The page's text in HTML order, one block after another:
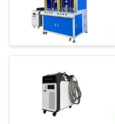
লেজার মার্কিং
রান্নাঘর